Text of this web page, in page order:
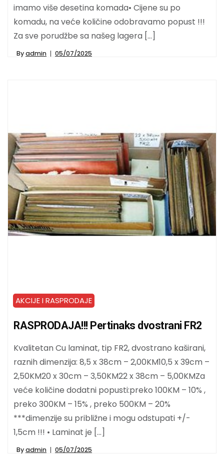
imamo više desetina komada• Cijene su po
komadu, na veće količine odobravamo popust !!!
Za sve porudžbe sa našeg lagera […]
Byadmin 05/07/2025
AKCIJE I RASPRODAJE
RASPRODAJA!!! Pertinaks dvostrani FR2
Kvalitetan Cu laminat, tip FR2, dvostrano kaširani,
raznih dimenzija: 8,5 x 38cm – 2,00KM10,5 x 39cm –
2,50KM20 x 30cm – 3,50KM22 x 38cm – 5,00KMZa
veće količine dodatni popusti:preko 100KM – 10% ,
preko 300KM – 15% , preko 500KM – 20%
***dimenzije su približne i mogu odstupati +/-
1,5cm !!! • Laminat je […]
Byadmin 05/07/2025